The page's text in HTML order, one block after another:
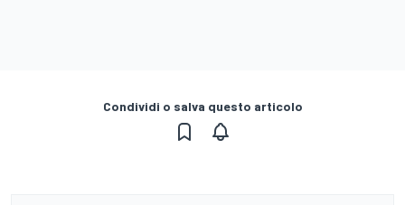
Condividi o salva questo articolo